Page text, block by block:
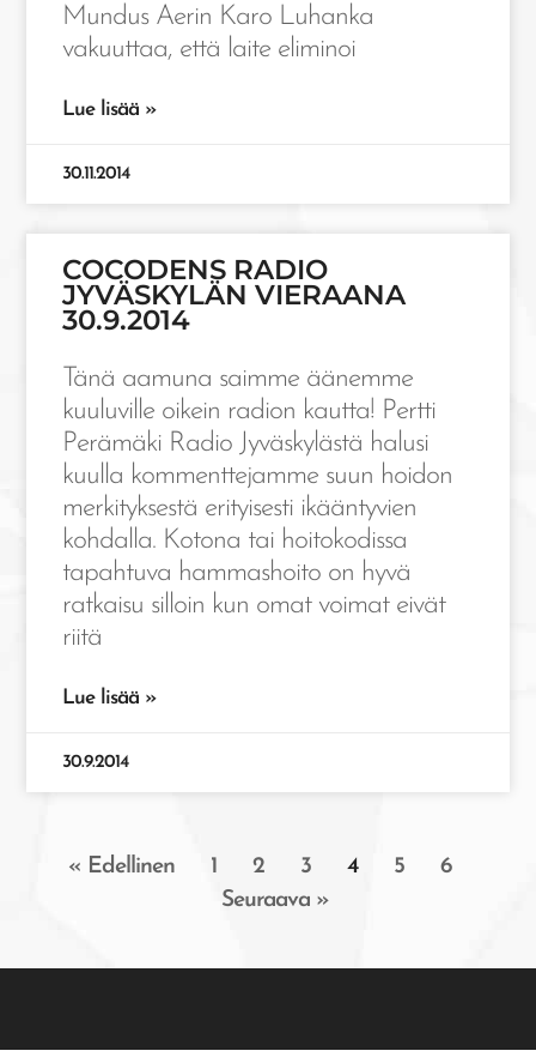
Mundus Aerin Karo Luhanka
vakuuttaa, että laite eliminoi
Lue lisää »
30.11.2014
COCODENS RADIO
JYVÄSKYLÄN VIERAANA
30.9.2014
Tänä aamuna saimme äänemme
kuuluville oikein radion kautta! Pertti
Perämäki Radio Jyväskylästä halusi
kuulla kommenttejamme suun hoidon
merkityksestä erityisesti ikääntyvien
kohdalla. Kotona tai hoitokodissa
tapahtuva hammashoito on hyvä
ratkaisu silloin kun omat voimat eivät
riitä
Lue lisää »
30.9.2014
« Edellinen 1 2 3 4 5
6
Seuraava »